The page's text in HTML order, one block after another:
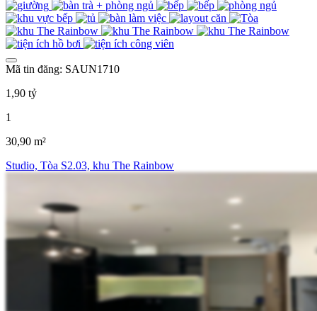
Mã tin đăng: SAUN1710
1,90 tỷ
1
30,90 m²
Studio, Tòa S2.03, khu The Rainbow